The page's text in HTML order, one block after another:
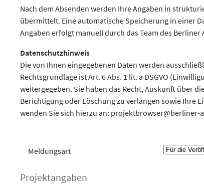
Nach dem Absenden werden Ihre Angaben in
übermittelt. Eine automatische Speicherung in einer
Angaben erfolgt manuell durch das Team des Berliner
Datenschutzhinweis
Die von Ihnen eingegebenen Daten werden
Rechtsgrundlage ist Art. 6 Abs. 1 lit. a DSGVO
weitergegeben. Sie haben das Recht, Auskunft über
Berichtigung oder Löschung zu verlangen sowie
wenden Sie sich hierzu an: projektbrowser@berliner-
Meldungsart
Projektangaben